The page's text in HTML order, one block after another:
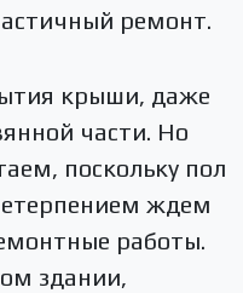
ремонт.
крыши, даже
части. Но
поскольку пол
ждем
работы.
здании,